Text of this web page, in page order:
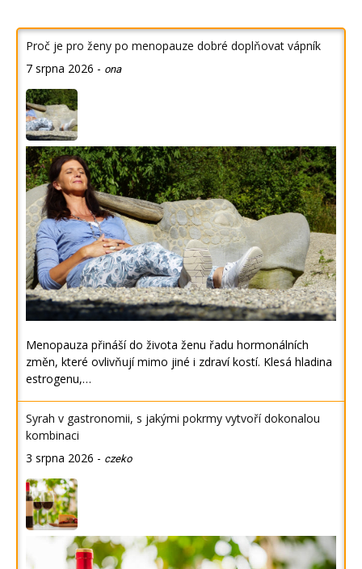
Proč je pro ženy po menopauze dobré doplňovat vápník
7 srpna 2026 - ona
Menopauza přináší do života ženu řadu hormonálních
změn, které ovlivňují mimo jiné i zdraví kostí. Klesá hladina
estrogenu,…
Syrah v gastronomii, s jakými pokrmy vytvoří dokonalou
kombinaci
3 srpna 2026 - czeko